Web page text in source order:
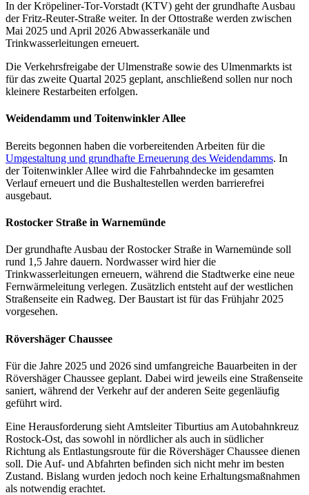
In der Kröpeliner-Tor-Vorstadt (KTV) geht der grundhafte Ausbau
der Fritz-Reuter-Straße weiter. In der Ottostraße werden zwischen
Mai 2025 und April 2026 Abwasserkanäle und
Trinkwasserleitungen erneuert.
Die Verkehrsfreigabe der Ulmenstraße sowie des Ulmenmarkts ist
für das zweite Quartal 2025 geplant, anschließend sollen nur noch
kleinere Restarbeiten erfolgen.
Weidendamm und Toitenwinkler Allee
Bereits begonnen haben die vorbereitenden Arbeiten für die
Umgestaltung und grundhafte Erneuerung des Weidendamms. In
der Toitenwinkler Allee wird die Fahrbahndecke im gesamten
Verlauf erneuert und die Bushaltestellen werden barrierefrei
ausgebaut.
Rostocker Straße in Warnemünde
Der grundhafte Ausbau der Rostocker Straße in Warnemünde soll
rund 1,5 Jahre dauern. Nordwasser wird hier die
Trinkwasserleitungen erneuern, während die Stadtwerke eine neue
Fernwärmeleitung verlegen. Zusätzlich entsteht auf der westlichen
Straßenseite ein Radweg. Der Baustart ist für das Frühjahr 2025
vorgesehen.
Rövershäger Chaussee
Für die Jahre 2025 und 2026 sind umfangreiche Bauarbeiten in der
Rövershäger Chaussee geplant. Dabei wird jeweils eine Straßenseite
saniert, während der Verkehr auf der anderen Seite gegenläufig
geführt wird.
Eine Herausforderung sieht Amtsleiter Tiburtius am Autobahnkreuz
Rostock-Ost, das sowohl in nördlicher als auch in südlicher
Richtung als Entlastungsroute für die Rövershäger Chaussee dienen
soll. Die Auf- und Abfahrten befinden sich nicht mehr im besten
Zustand. Bislang wurden jedoch noch keine Erhaltungsmaßnahmen
als notwendig erachtet.